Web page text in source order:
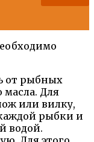
от рыбных
масла. Для
или вилку,
рыбки и
водой.